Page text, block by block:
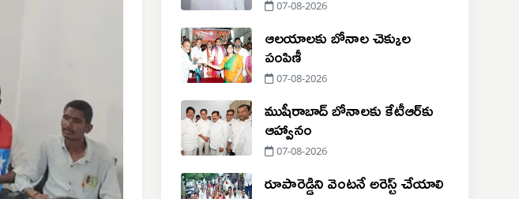
07-08-2026
ఆలయాలకు బోనాల చెక్కుల
పంపిణీ
07-08-2026
ముషీరాబాద్ బోనాలకు కేటీఆర్‌కు
ఆహ్వానం
07-08-2026
రూపారెడ్డిని వెంటనే అరెస్ట్ చేయాలి